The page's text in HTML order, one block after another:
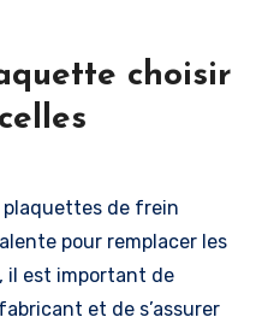
choisir
plaquettes de frein
pour remplacer les
il est important de
et de s’assurer